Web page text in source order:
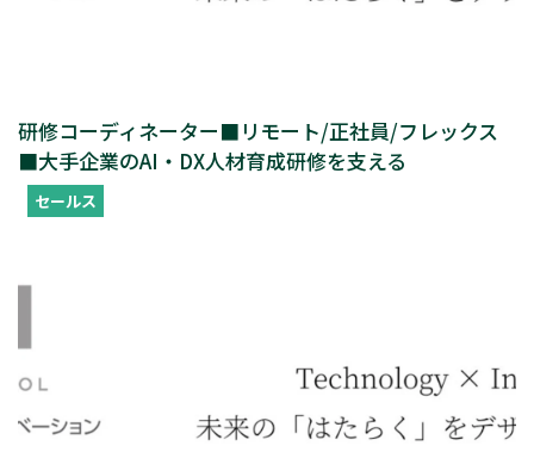
研修コーディネーター■リモート/正社員/フレックス
■大手企業のAI・DX人材育成研修を支える
セールス